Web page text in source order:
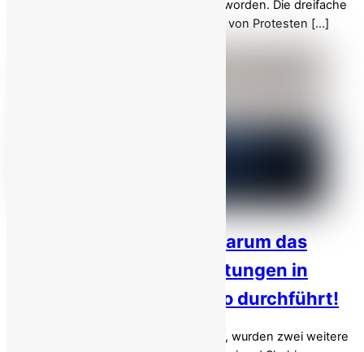
Jahre zusätzlicher Strafe, freigelassen worden. Die dreifache
Mutter war im Dezember 2009 im Zuge von Protesten […]
Die Logik des Galgens: Warum das
iranische Regime Hinrichtungen in
einem bestimmten Tempo durchführt!
Am Sonntagmorgen, dem 5. April 2026, wurden zwei weitere